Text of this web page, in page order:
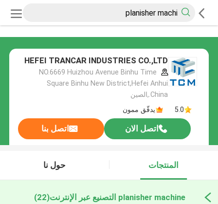
HEFEI TRANCAR INDUSTRIES CO.,LTD
NO.6669 Huizhou Avenue Binhu Time
Square Binhu New District,Hefei Anhui
China.,الصين
5.0
يدقّق ممون
اتصل الان اتصل بنا
المنتجات حول نا
planisher machine التصنيع عبر الإنترنت (22)